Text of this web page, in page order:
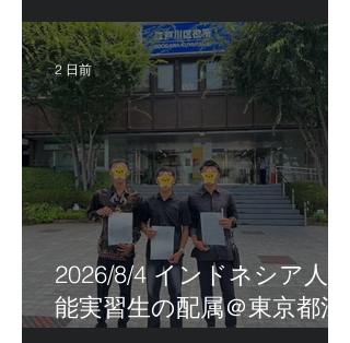
2026/8/4 インドネシア人技
能実習生の配属＠東京都江
2 日前